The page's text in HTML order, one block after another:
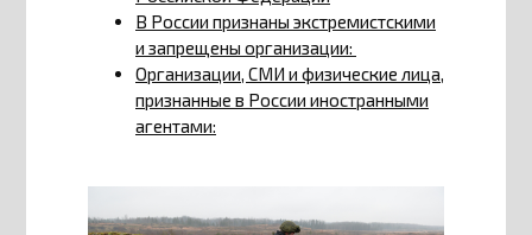
В России признаны экстремистскими
и запрещены организации:
Организации, СМИ и физические лица,
признанные в России иностранными
агентами: